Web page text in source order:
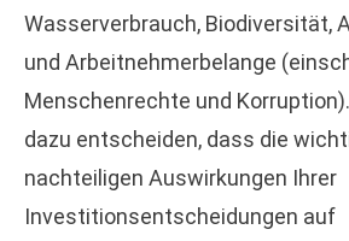
Wasserverbrauch, Biodiversität,
und Arbeitnehmerbelange
Menschenrechte und
dazu entscheiden, dass die
nachteiligen Auswirkungen Ihrer
Investitionsentscheidungen auf